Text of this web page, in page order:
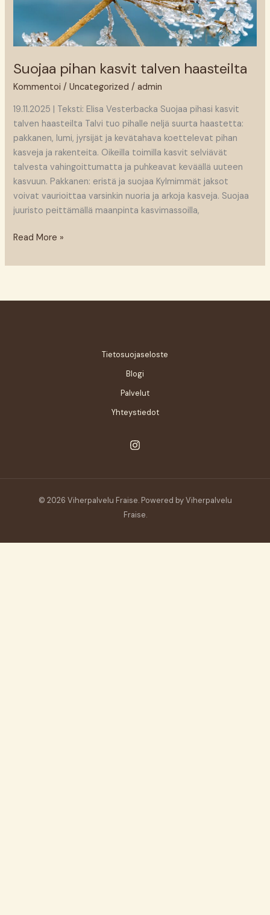
Suojaa pihan kasvit talven haasteilta
Kommentoi /Uncategorized /admin
19.11.2025 | Teksti: Elisa Vesterbacka Suojaa pihasi kasvit
talven haasteilta Talvi tuo pihalle neljä suurta haastetta:
pakkanen, lumi, jyrsijät ja kevätahava koettelevat pihan
kasveja ja rakenteita. Oikeilla toimilla kasvit selviävät
talvesta vahingoittumatta ja puhkeavat keväällä uuteen
kasvuun. Pakkanen: eristä ja suojaa Kylmimmät jaksot
voivat vaurioittaa varsinkin nuoria ja arkoja kasveja. Suojaa
juuristo peittämällä maanpinta kasvimassoilla,
Read More »
Tietosuojaseloste
Blogi
Palvelut
Yhteystiedot
© 2026 Viherpalvelu Fraise. Powered by Viherpalvelu
Fraise.